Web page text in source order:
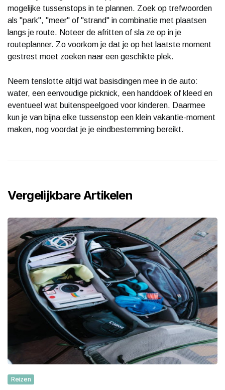
mogelijke tussenstops in te plannen. Zoek op trefwoorden
als "park", "meer" of "strand" in combinatie met plaatsen
langs je route. Noteer de afritten of sla ze op in je
routeplanner. Zo voorkom je dat je op het laatste moment
gestrest moet zoeken naar een geschikte plek.
Neem tenslotte altijd wat basisdingen mee in de auto:
water, een eenvoudige picknick, een handdoek of kleed en
eventueel wat buitenspeelgoed voor kinderen. Daarmee
kun je van bijna elke tussenstop een klein vakantie-moment
maken, nog voordat je je eindbestemming bereikt.
Vergelijkbare Artikelen
Reizen